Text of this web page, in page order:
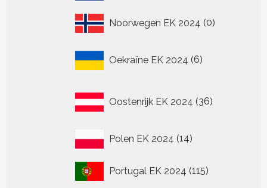
Noorwegen EK 2024 00
Oekraïne EK 2024 6
producten
Oostenrijk EK 2024 36
producten
Polen EK 2024 1414
Portugal EK 2024 115115